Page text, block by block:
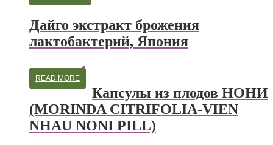
Дайго экстракт брожения
лактобактерий, Япония
READ MORE
Капсулы из плодов НОНИ
(MORINDA CITRIFOLIA-VIEN
NHAU NONI PILL)